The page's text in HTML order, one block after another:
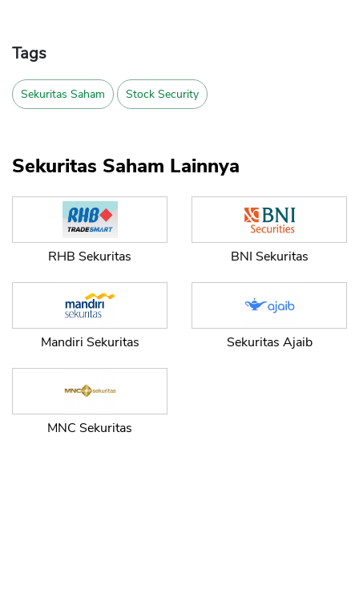
Tags
Sekuritas Saham Stock Security
Sekuritas Saham Lainnya
RHB Sekuritas BNI Sekuritas
Mandiri Sekuritas Sekuritas Ajaib
MNC Sekuritas